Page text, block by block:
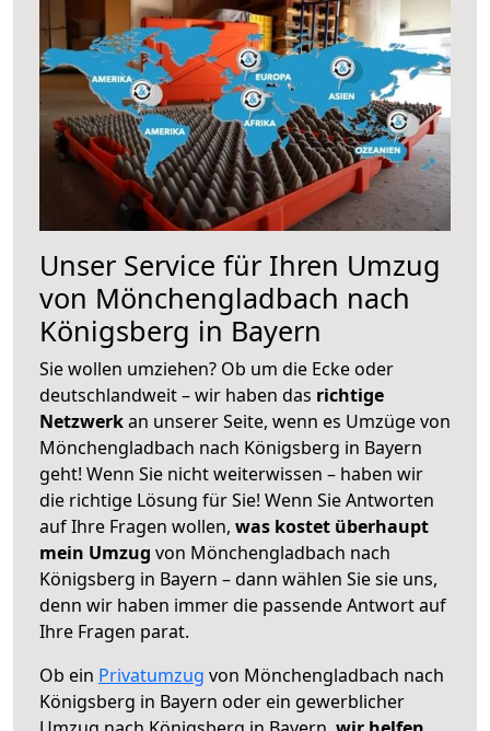
Unser Service für Ihren Umzug
von Mönchengladbach nach
Königsberg in Bayern
Sie wollen umziehen? Ob um die Ecke oder
deutschlandweit – wir haben das richtige
Netzwerkan unserer Seite, wenn es Umzüge von
Mönchengladbach nach Königsberg in Bayern
geht! Wenn Sie nicht weiterwissen – haben wir
die richtige Lösung für Sie! Wenn Sie Antworten
auf Ihre Fragen wollen, was kostet überhaupt
mein Umzug von Mönchengladbach nach
Königsberg in Bayern – dann wählen Sie sie uns,
denn wir haben immer die passende Antwort auf
Ihre Fragen parat.
Ob ein Privatumzug von Mönchengladbach nach
Königsberg in Bayern oder ein gewerblicher